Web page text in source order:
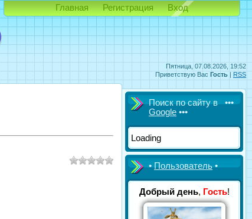
Пятница, 07.08.2026, 19:52
Приветствую Вас Гость | RSS
Главная Регистрация Вход
Поиск по сайту в •••
Google •••
Loading
•Пользователь•
Добрый день, Гость!